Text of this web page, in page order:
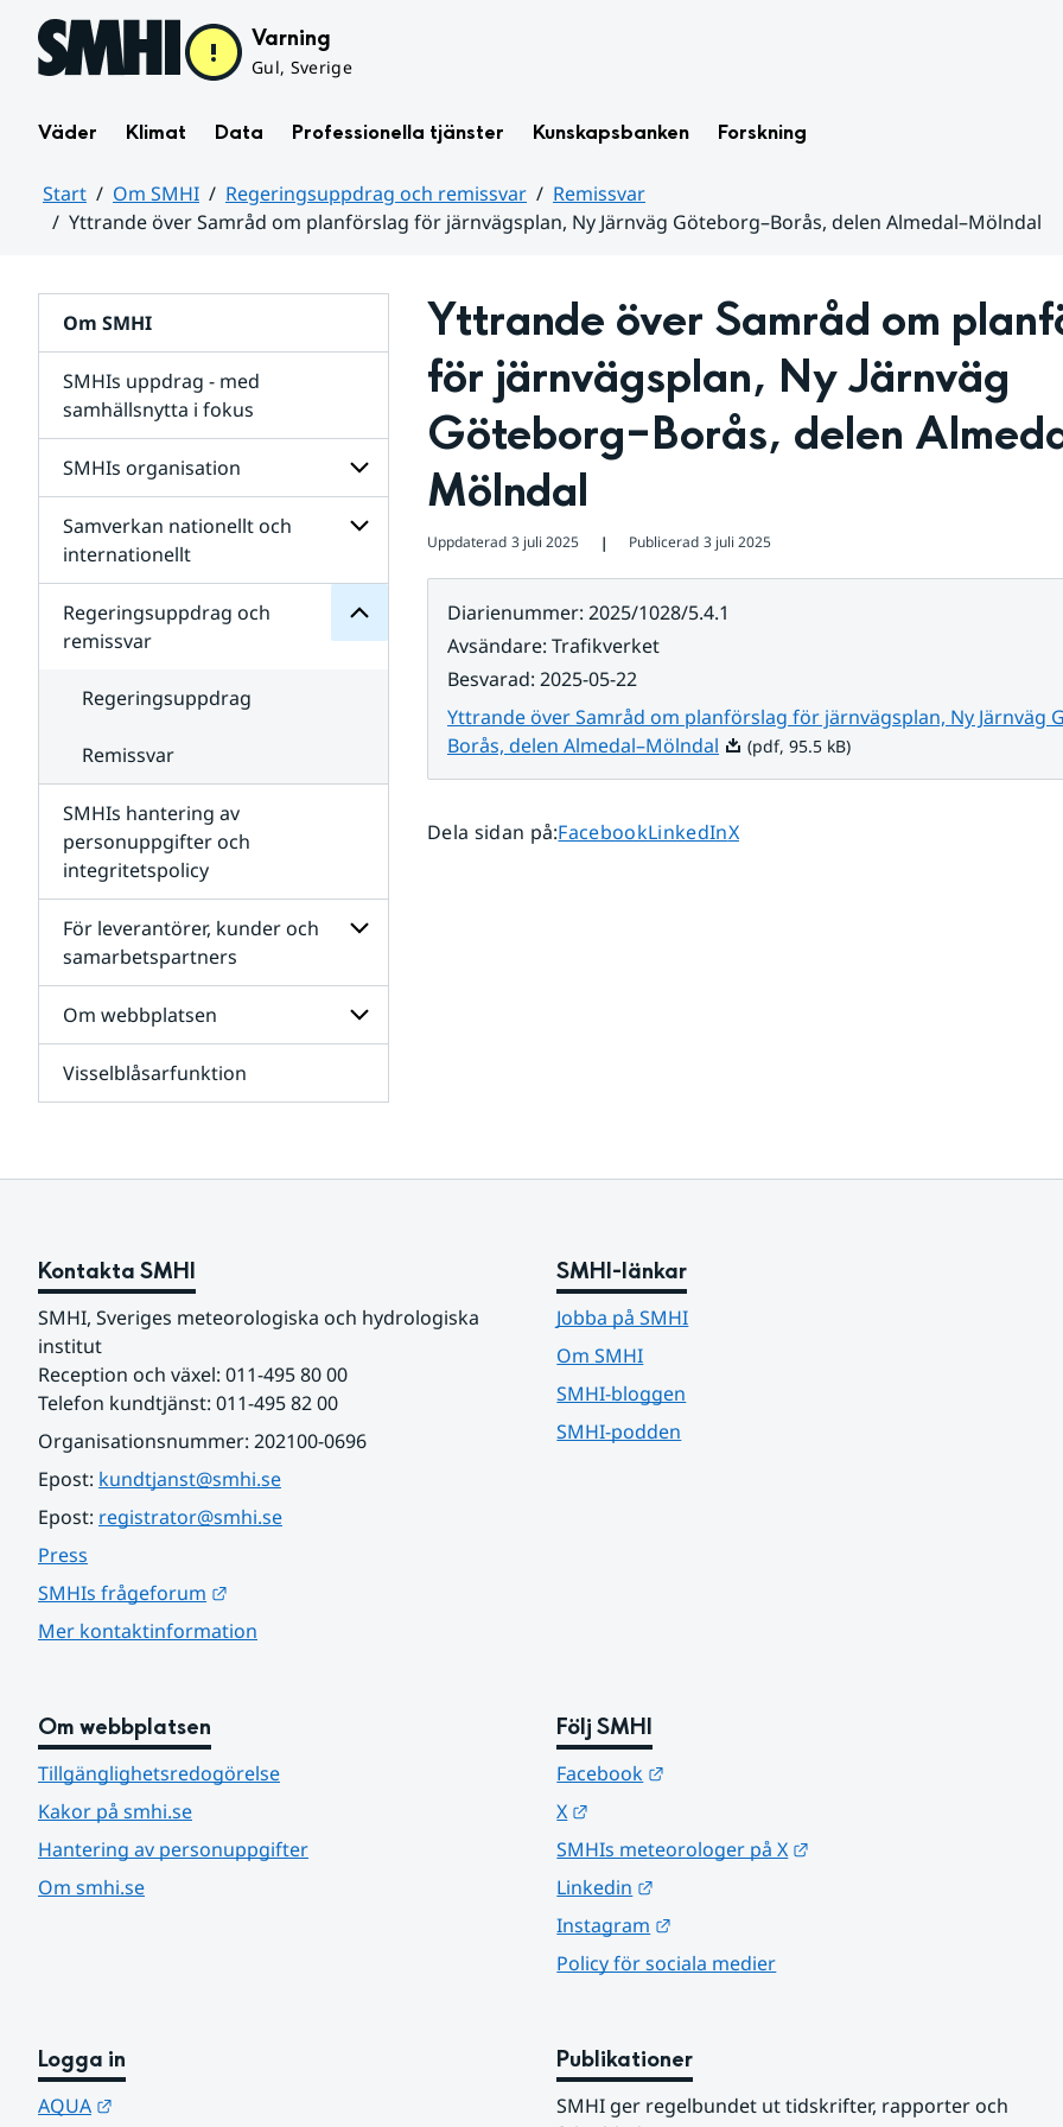
Hoppa till sidans innehåll Varning
Gul, Sverige
Väder Klimat Data Professionella tjänster Kunskapsbanken Forskning
Start Om SMHI Regeringsuppdrag och remissvar
Remissvar
Yttrande över Samråd om planförslag för järnvägsplan, Ny Järnväg Göteborg–Borås, delen Almedal–Mölndal
Om SMHI
SMHIs uppdrag - med
samhällsnytta i fokus
SMHIs organisation
Undersidor
Samverkan nationellt och
internationellt
Undersidor
för
internationellt
Regeringsuppdrag och
remissvar
för
Regeringsuppdrag
remissvar
Regeringsuppdrag
Remissvar
SMHIs hantering av
personuppgifter och
integritetspolicy
För leverantörer, kunder och
samarbetspartners
Undersidor
för
och
Om webbplatsen
för
Visselblåsarfunktion
Yttrande över Samråd om
för järnvägsplan, Ny Järnväg
Göteborg–Borås, delen
Mölndal
Uppdaterad 3 juli 2025 ❘ Publicerad 3 juli 2025
Diarienummer: 2025/1028/5.4.1
Avsändare: Trafikverket
Besvarad: 2025-05-22
Yttrande över Samråd om planförslag för järnvägsplan, Ny Järnväg
Borås, delen Almedal–MölndalPdf, 95.5 kB.
(pdf, 95.5 kB)
Dela sidan på:Dela sidan på
FacebookDela sidan på
LinkedInDela sidan på
X
Kontakta SMHI
SMHI, Sveriges meteorologiska och hydrologiska
institut
Reception och växel: 011-495 80 00
Telefon kundtjänst: 011-495 82 00
Organisationsnummer: 202100-0696
Epost: kundtjanst@smhi.se
Epost: registrator@smhi.se
Press
SMHIs frågeforum
Mer kontaktinformation
SMHI-länkar
Jobba på SMHI
Om SMHI
SMHI-bloggen
SMHI-podden
Om webbplatsen
Tillgänglighetsredogörelse
Kakor på smhi.se
Hantering av personuppgifter
Om smhi.se
Följ SMHI
Facebook
X
SMHIs meteorologer på X
Linkedin
Instagram
Policy för sociala medier
Logga in
AQUA
Publikationer
SMHI ger regelbundet ut tidskrifter, rapporter och